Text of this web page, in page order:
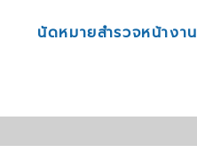
นัดหมายสำรวจหน้างาน